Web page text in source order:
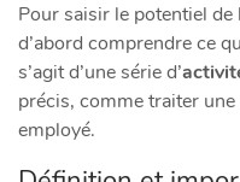
Pour saisir le potentiel
d’abord comprendre ce
s’agit d’une série d’
précis, comme traiter
employé.